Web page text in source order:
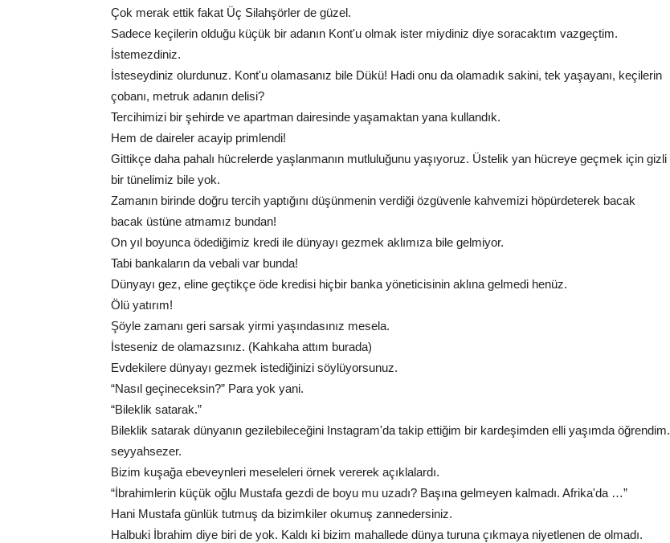
Çok merak ettik fakat Üç Silahşörler de güzel.
Sadece keçilerin olduğu küçük bir adanın Kont'u olmak ister miydiniz diye soracaktım vazgeçtim.
İstemezdiniz.
İsteseydiniz olurdunuz. Kont'u olamasanız bile Dükü! Hadi onu da olamadık sakini, tek yaşayanı, keçilerin
çobanı, metruk adanın delisi?
Tercihimizi bir şehirde ve apartman dairesinde yaşamaktan yana kullandık.
Hem de daireler acayip primlendi!
Gittikçe daha pahalı hücrelerde yaşlanmanın mutluluğunu yaşıyoruz. Üstelik yan hücreye geçmek için gizli
bir tünelimiz bile yok.
Zamanın birinde doğru tercih yaptığını düşünmenin verdiği özgüvenle kahvemizi höpürdeterek bacak
bacak üstüne atmamız bundan!
On yıl boyunca ödediğimiz kredi ile dünyayı gezmek aklımıza bile gelmiyor.
Tabi bankaların da vebali var bunda!
Dünyayı gez, eline geçtikçe öde kredisi hiçbir banka yöneticisinin aklına gelmedi henüz.
Ölü yatırım!
Şöyle zamanı geri sarsak yirmi yaşındasınız mesela.
İsteseniz de olamazsınız. (Kahkaha attım burada)
Evdekilere dünyayı gezmek istediğinizi söylüyorsunuz.
“Nasıl geçineceksin?” Para yok yani.
“Bileklik satarak.”
Bileklik satarak dünyanın gezilebileceğini Instagram'da takip ettiğim bir kardeşimden elli yaşımda öğrendim.
seyyahsezer.
Bizim kuşağa ebeveynleri meseleleri örnek vererek açıklalardı.
“İbrahimlerin küçük oğlu Mustafa gezdi de boyu mu uzadı? Başına gelmeyen kalmadı. Afrika'da …”
Hani Mustafa günlük tutmuş da bizimkiler okumuş zannedersiniz.
Halbuki İbrahim diye biri de yok. Kaldı ki bizim mahallede dünya turuna çıkmaya niyetlenen de olmadı.